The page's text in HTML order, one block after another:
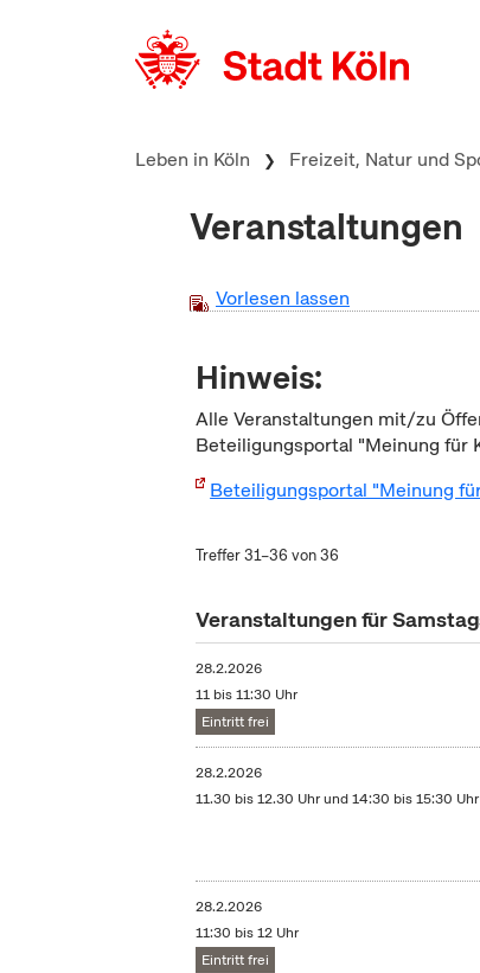
Leben in Köln Freizeit, Natur und
Veranstaltungen
Vorlesen lassen
Hinweis:
Alle Veranstaltungen mit/zu
Beteiligungsportal "Meinung für
Beteiligungsportal "Meinung
Treffer 31–36 von 36
Veranstaltungen für
28.2.2026
11 bis 11:30 Uhr
Eintritt frei
28.2.2026
11.30 bis 12.30 Uhr und 14:30 bis 15:30 Uhr
28.2.2026
11:30 bis 12 Uhr
Eintritt frei